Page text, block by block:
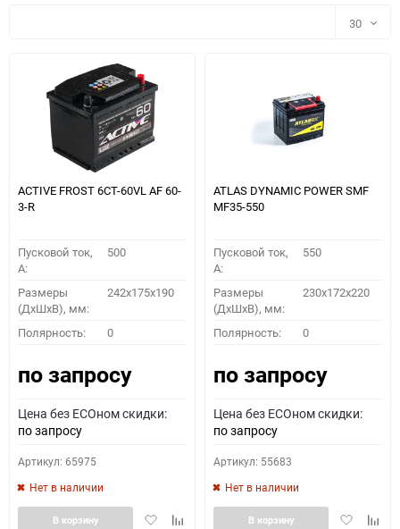
ПОДОБРАТЬ
Как определить полярность?
0 - обратная 1 - прямая 3 - обратная 4 - прямая
30
ACTIVE FROST 6СТ-60VL АF 60-
3-R
Пусковой ток,
A:
500
Размеры
(ДхШхВ), мм:
242x175x190
Полярность: 0
по запросу
Цена без ECOном скидки:
по запросу
Артикул: 65975
Нет в наличии
ДобавитьДобавить
В корзину
ATLAS DYNAMIC POWER SMF
MF35-550
Пусковой ток,
A:
550
Размеры
(ДхШхВ), мм:
230x172x220
Полярность: 0
по запросу
Цена без ECOном скидки:
по запросу
Артикул: 55683
Нет в наличии
Добавить
В корзину